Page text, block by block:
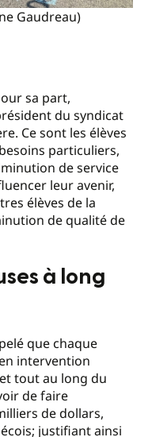
Gaudreau)
sa part,
du syndicat
Ce sont les élèves
particuliers,
de service
leur avenir,
élèves de la
de qualité de
à long
que chaque
intervention
tout au long du
de faire
de dollars,
justifiant ainsi